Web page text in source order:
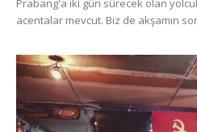
Prabang'a iki gün sürecek olan
acentalar mevcut. Biz de akşamın